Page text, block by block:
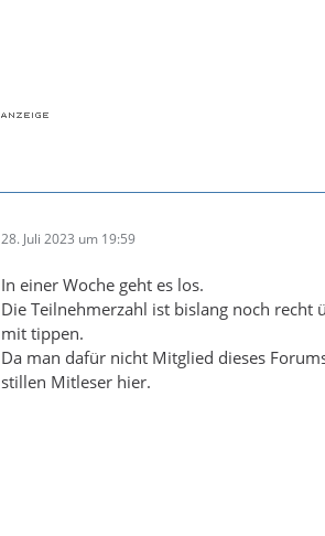
28. Juli 2023 um 19:59
In einer Woche geht es los.
Die Teilnehmerzahl ist bislang noch recht
mit tippen.
Da man dafür nicht Mitglied dieses
stillen Mitleser hier.